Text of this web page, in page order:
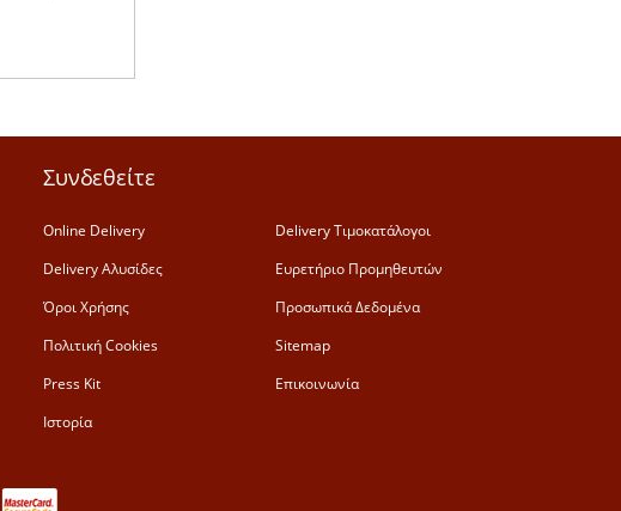
Συνδεθείτε
Online Delivery
Delivery Τιμοκατάλογοι
Delivery Αλυσίδες
Ευρετήριο Προμηθευτών
Όροι Χρήσης
Προσωπικά Δεδομένα
Πολιτική Cookies
Sitemap
Press Kit
Επικοινωνία
Ιστορία